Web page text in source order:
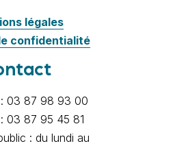
légales
confidentialité
: 03 87 98 93 00
03 87 95 45 81
: du lundi au